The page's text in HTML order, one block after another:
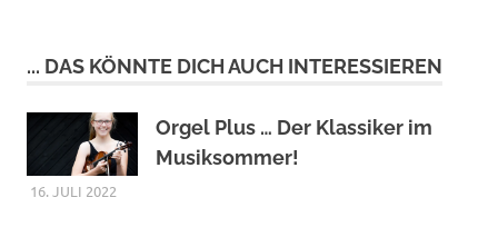
... DAS KÖNNTE DICH AUCH INTERESSIEREN
Orgel Plus … Der Klassiker im
Musiksommer!
16. JULI 2022